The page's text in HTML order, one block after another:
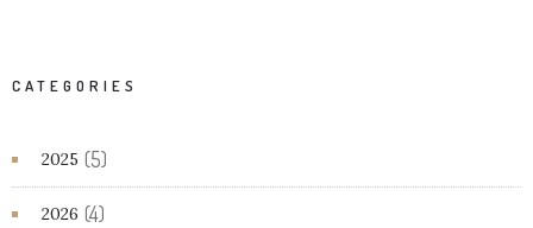
CATEGORIES
2025 (5)
2026 (4)